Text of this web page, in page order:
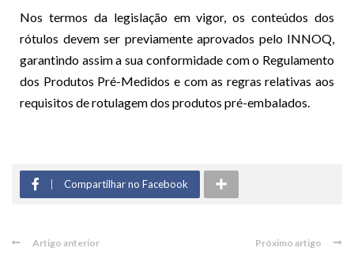
Nos termos da legislação em vigor, os conteúdos dos
rótulos devem ser previamente aprovados pelo INNOQ,
garantindo assim a sua conformidade com o Regulamento
dos Produtos Pré-Medidos e com as regras relativas aos
requisitos de rotulagem dos produtos pré-embalados.
Compartilhar no Facebook
Artigo anterior Próximo artigo